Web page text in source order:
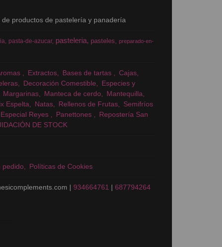
productos de pastelería y panadería
pasta-de-azucar pasteleria pasteles
preparado-en-
Extractos Bases de tartas
Cajas
Decoración Comestible
Especies y
Margarinas Manteca de cerdo
Mantequilla
Espelta Natas Rellenos de Frutas
Semifríos
Especial Reyes Panettones
Repostería San
DE STOCK
pedido Políticas de Cookies
| 934664761 | 687794264